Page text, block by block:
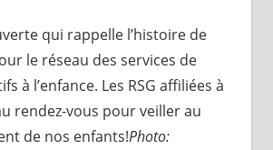
qui rappelle l’histoire de
le réseau des services de
à l’enfance. Les RSG affiliées à
rendez-vous pour veiller au
de nos enfants!Photo: